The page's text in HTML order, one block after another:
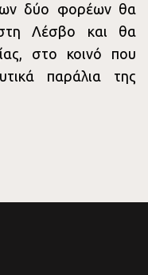
δύο φορέων θα
στη Λέσβο και θα
στο κοινό που
παράλια της